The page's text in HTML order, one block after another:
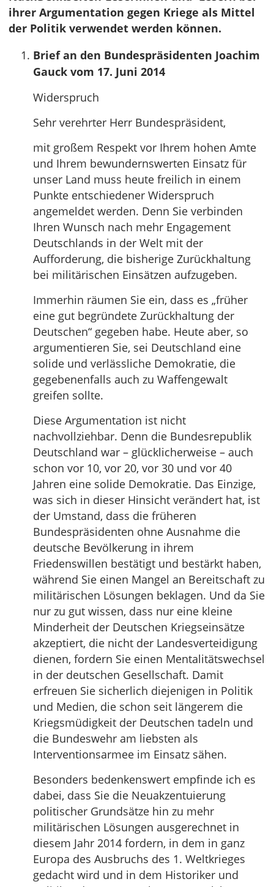
ihrer Argumentation gegen Kriege als Mittel
der Politik verwendet werden können.
Brief an den Bundespräsidenten Joachim
Gauck vom 17. Juni 2014
Widerspruch
Sehr verehrter Herr Bundespräsident,
mit großem Respekt vor Ihrem hohen Amte
und Ihrem bewundernswerten Einsatz für
unser Land muss heute freilich in einem
Punkte entschiedener Widerspruch
angemeldet werden. Denn Sie verbinden
Ihren Wunsch nach mehr Engagement
Deutschlands in der Welt mit der
Aufforderung, die bisherige Zurückhaltung
bei militärischen Einsätzen aufzugeben.
Immerhin räumen Sie ein, dass es „früher
eine gut begründete Zurückhaltung der
Deutschen“ gegeben habe. Heute aber, so
argumentieren Sie, sei Deutschland eine
solide und verlässliche Demokratie, die
gegebenenfalls auch zu Waffengewalt
greifen sollte.
Diese Argumentation ist nicht
nachvollziehbar. Denn die Bundesrepublik
Deutschland war – glücklicherweise – auch
schon vor 10, vor 20, vor 30 und vor 40
Jahren eine solide Demokratie. Das Einzige,
was sich in dieser Hinsicht verändert hat, ist
der Umstand, dass die früheren
Bundespräsidenten ohne Ausnahme die
deutsche Bevölkerung in ihrem
Friedenswillen bestätigt und bestärkt haben,
während Sie einen Mangel an Bereitschaft zu
militärischen Lösungen beklagen. Und da Sie
nur zu gut wissen, dass nur eine kleine
Minderheit der Deutschen Kriegseinsätze
akzeptiert, die nicht der Landesverteidigung
dienen, fordern Sie einen Mentalitätswechsel
in der deutschen Gesellschaft. Damit
erfreuen Sie sicherlich diejenigen in Politik
und Medien, die schon seit längerem die
Kriegsmüdigkeit der Deutschen tadeln und
die Bundeswehr am liebsten als
Interventionsarmee im Einsatz sähen.
Besonders bedenkenswert empfinde ich es
dabei, dass Sie die Neuakzentuierung
politischer Grundsätze hin zu mehr
militärischen Lösungen ausgerechnet in
diesem Jahr 2014 fordern, in dem in ganz
Europa des Ausbruchs des 1. Weltkrieges
gedacht wird und in dem Historiker und